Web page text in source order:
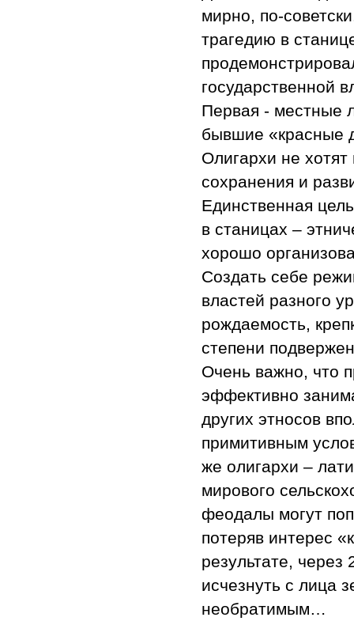
мирно, по-
трагедию в
государственной
Первая - местные
бывшие «красные
Олигархи не хотят
сохранения и
Единственная
в станицах –
хорошо
Создать себе
властей разного
рождаемость,
степени
Очень важно, что
эффективно
других этносов
примитивным
же олигархи –
мирового
феодалы могут
потеряв интерес
результате, через
исчезнуть с лица
необратимым…